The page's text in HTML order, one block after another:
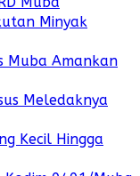
Minyak
Muba Amankan
Meledaknya
Kecil Hingga